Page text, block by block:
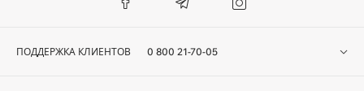
ПОДДЕРЖКА КЛИЕНТОВ 0 800 21-70-05